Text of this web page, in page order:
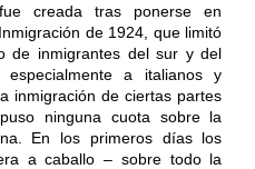
creada tras ponerse en
de 1924, que limitó
de inmigrantes del sur y del
a italianos y
inmigración de ciertas partes
ninguna cuota sobre la
En los primeros días los
a caballo – sobre todo la